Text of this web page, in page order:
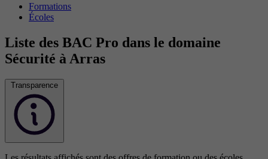
Formations
Écoles
Liste des BAC Pro dans le domaine
Sécurité à Arras
Transparence